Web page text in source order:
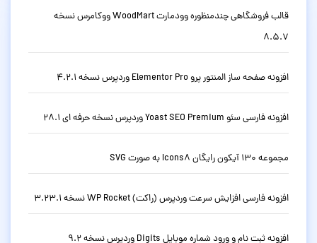
قالب فروشگاهی چندمنظوره وودمارت WoodMart ووکامرس نسخه
8.5.7
افزونه صفحه ساز المنتور پرو Elementor Pro وردپرس نسخه 4.2.1
افزونه فارسی سئو Yoast SEO Premium وردپرس نسخه حرفه ای 28.1
مجموعه 130 آیکون رایگان Icons8 به صورت SVG
افزونه فارسی افزایش سرعت وردپرس (راکت) WP Rocket نسخه 3.23.1
افزونه ثبت نام و ورود شماره موبایل Digits وردپرس نسخه 9.2